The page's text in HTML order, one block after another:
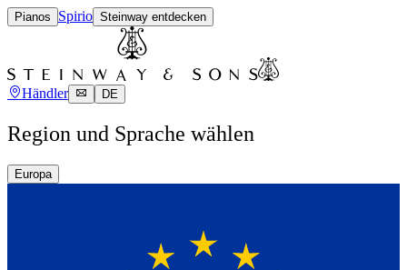
Pianos Spirio Steinway entdecken
Händler DE
Region und Sprache wählen
Europa